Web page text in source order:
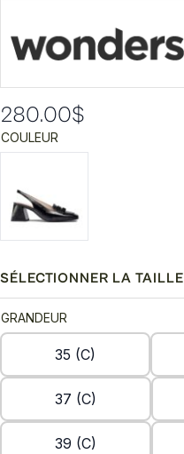
280.00$
COULEUR
SÉLECTIONNER LA TAILLE
GRANDEUR
35 (C)
37 (C)
39 (C)